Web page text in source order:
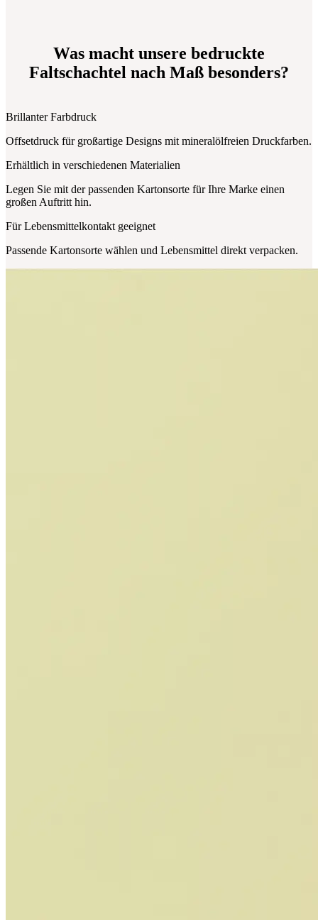
Was macht unsere bedruckte
Faltschachtel nach Maß besonders?
Brillanter Farbdruck
Offsetdruck für großartige Designs mit mineralölfreien Druckfarben.
Erhältlich in verschiedenen Materialien
Legen Sie mit der passenden Kartonsorte für Ihre Marke einen
großen Auftritt hin.
Für Lebensmittelkontakt geeignet
Passende Kartonsorte wählen und Lebensmittel direkt verpacken.